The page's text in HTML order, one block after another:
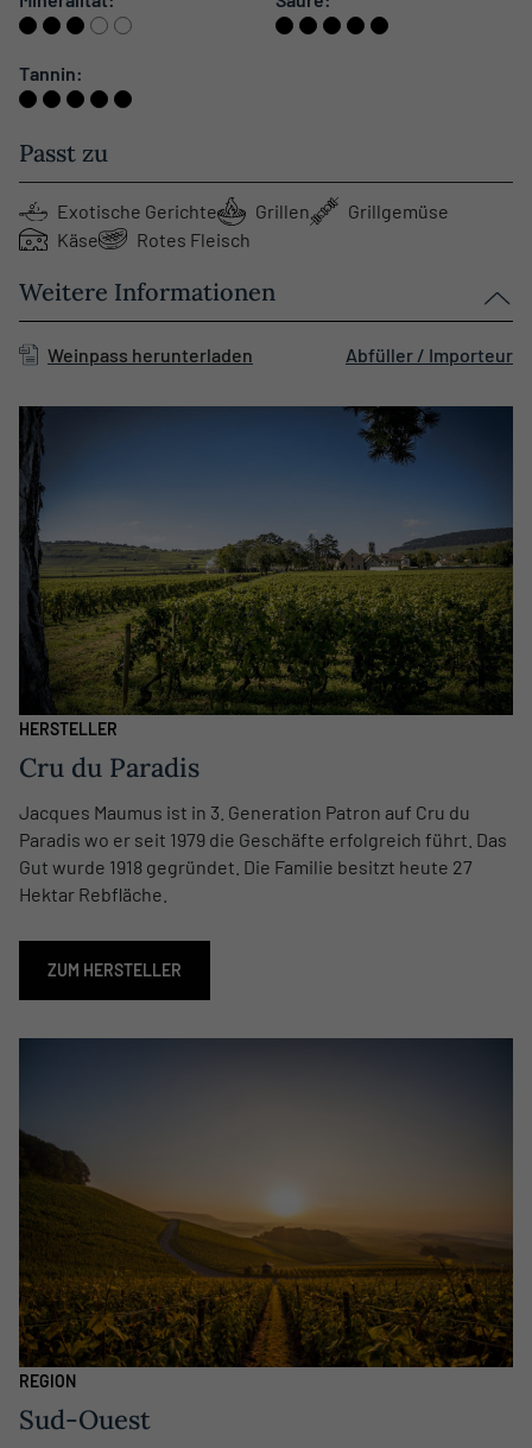
Tannin:
Passt zu
Exotische Gerichte Grillen
Grillgemüse
Käse
Rotes Fleisch
Weitere Informationen
Weinpass herunterladen Abfüller / Importeur
HERSTELLER
Cru du Paradis
Jacques Maumus ist in 3. Generation Patron auf Cru du
Paradis wo er seit 1979 die Geschäfte erfolgreich führt. Das
Gut wurde 1918 gegründet. Die Familie besitzt heute 27
Hektar Rebfläche.
ZUM HERSTELLER
REGION
Sud-Ouest